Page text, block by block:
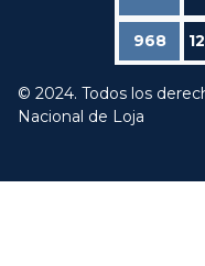
968
© 2024. Todos los
Nacional de Loja